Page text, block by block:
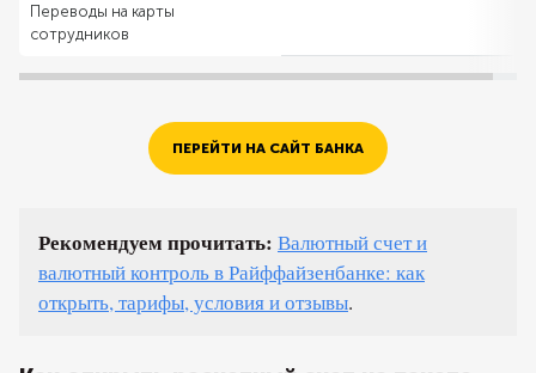
Переводы на карты
сотрудников
ПЕРЕЙТИ НА САЙТ БАНКА
Рекомендуем прочитать: Валютный счет и
валютный контроль в Райффайзенбанке: как
открыть, тарифы, условия и отзывы.